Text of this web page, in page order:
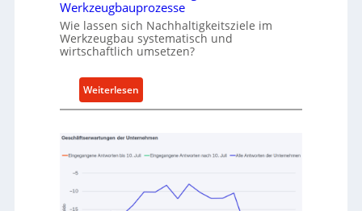
r
t
A
a
f
v
I
Werkzeugbauprozesse
Wie lassen sich Nachhaltigkeitsziele im
Werkzeugbau systematisch und
wirtschaftlich umsetzen?
Weiterlesen:
M
t
h
d